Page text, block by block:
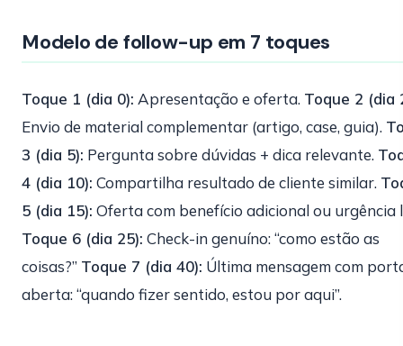
Modelo de follow-up em 7 toques
Toque 1 (dia 0): Apresentação e oferta. Toque 2 (dia
Envio de material complementar (artigo, case, guia).
3 (dia 5): Pergunta sobre dúvidas + dica relevante.
4 (dia 10): Compartilha resultado de cliente similar.
5 (dia 15): Oferta com benefício adicional ou urgência
Toque 6 (dia 25): Check-in genuíno: “como estão as
coisas?” Toque 7 (dia 40): Última mensagem com
aberta: “quando fizer sentido, estou por aqui”.